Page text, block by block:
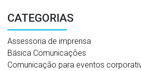
CATEGORIAS
Assessoria de imprensa
Básica Comunicações
Comunicação para eventos